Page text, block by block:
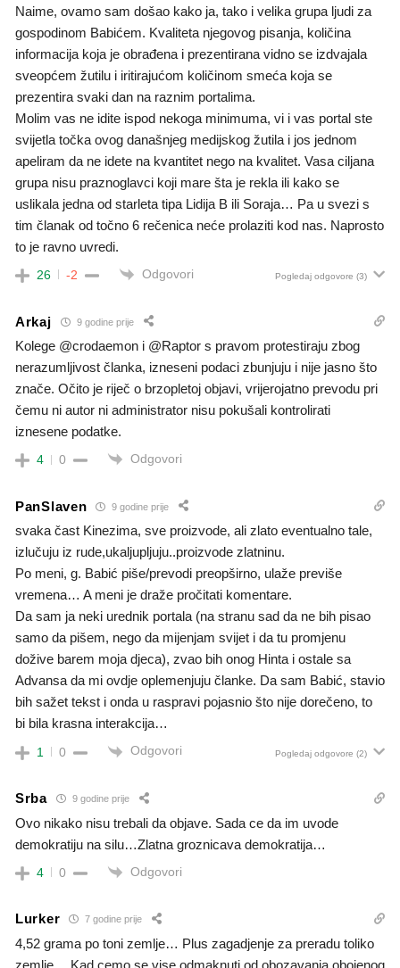
Naime, ovamo sam došao kako ja, tako i velika grupa ljudi za
gospodinom Babićem. Kvaliteta njegovog pisanja, količina
informacija koja je obrađena i prezentirana vidno se izdvajala
sveopćem žutilu i iritirajućom količinom smeća koja se
prezentira svaki dan na raznim portalima.
Molim vas ne idite ispod nekoga minimuma, vi i vas portal ste
svijetla točka ovog današnjeg medijskog žutila i jos jednom
apeliram da ne idete na kvantitet nego na kvalitet. Vasa ciljana
grupa nisu praznoglavci koji mare šta je rekla ili kako se
uslikala jedna od starleta tipa Lidija B ili Soraja… Pa u svezi s
tim članak od točno 6 rečenica neće prolaziti kod nas. Naprosto
to je ravno uvredi.
26 -2 Odgovori Pogledaj odgovore (3)
Arkaj 9 godine prije
Kolege @crodaemon i @Raptor s pravom protestiraju zbog
nerazumljivost članka, izneseni podaci zbunjuju i nije jasno što
znače. Očito je riječ o brzopletoj objavi, vrijerojatno prevodu pri
čemu ni autor ni administrator nisu pokušali kontrolirati
iznesene podatke.
4 0 Odgovori
PanSlaven 9 godine prije
svaka čast Kinezima, sve proizvode, ali zlato eventualno tale,
izlučuju iz rude,ukaljupljuju..proizvode zlatninu.
Po meni, g. Babić piše/prevodi preopširno, ulaže previše
vremena… A meni je draže pročitati komentare.
Da sam ja neki urednik portala (na stranu sad da ne bih pisao
samo da pišem, nego da mijenjam svijet i da tu promjenu
dožive barem moja djeca), zvao bih onog Hinta i ostale sa
Advansa da mi ovdje oplemenjuju članke. Da sam Babić, stavio
bih sažet tekst i onda u raspravi pojasnio što nije dorečeno, to
bi bila krasna interakcija…
1 0 Odgovori Pogledaj odgovore (2)
Srba 9 godine prije
Ovo nikako nisu trebali da objave. Sada ce da im uvode
demokratiju na silu…Zlatna groznicava demokratija…
4 0 Odgovori
Lurker 7 godine prije
4,52 grama po toni zemlje… Plus zagadjenje za preradu toliko
zemlje… Kad cemo se vise odmaknuti od obozavanja obojenog